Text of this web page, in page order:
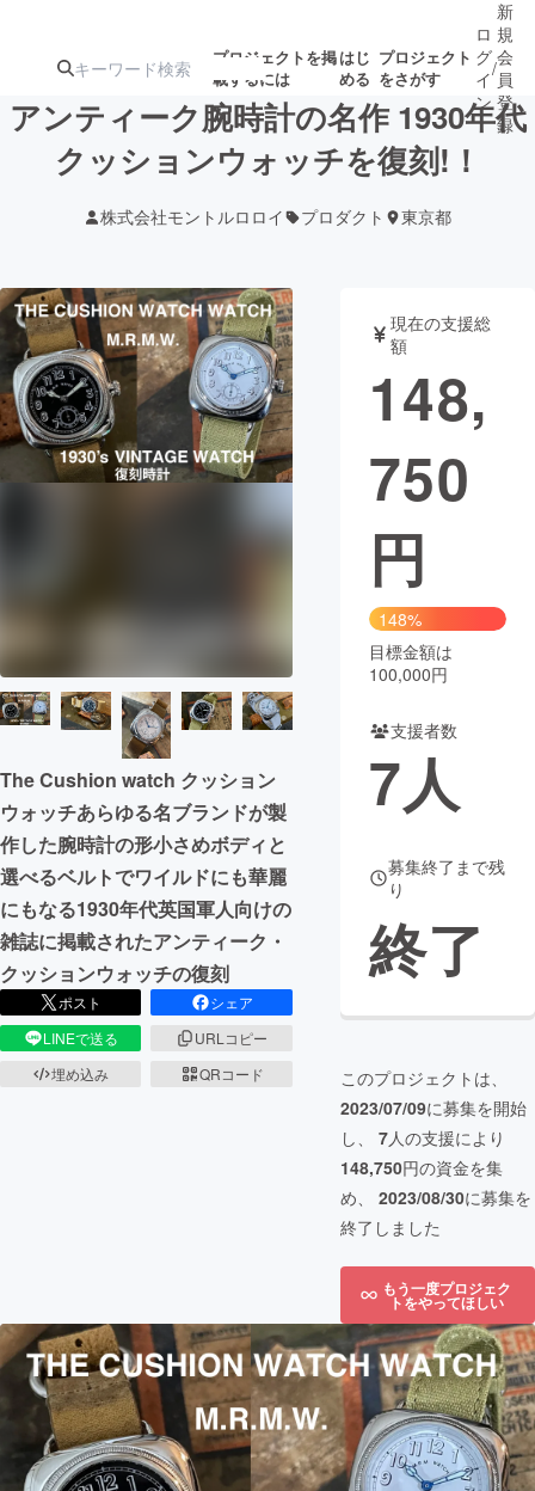
プロジェクトを掲
載するには
はじ
める
プロジェクト
をさがす
注目のリ
ターン
ジェクト
募集終了が近いプ
ロジェクト
もうすぐ公開
されます
アート・写真 音楽
テクノロジー・ガジェット ゲーム・サ
映像・映画
CAMPFIRE for Social Good CAMPFIRE Creation
CAMPFIREふるさと納税machi-ya コミュニティ
ロ
グ
イ
ン
/
新
規
会
員
登
録
アンティーク腕時計の名作 1930年代
クッションウォッチを復刻!！
株式会社モントルロロイ プロダクト 東京都
The Cushion watch クッション
ウォッチあらゆる名ブランドが製
作した腕時計の形小さめボディと
選べるベルトでワイルドにも華麗
にもなる1930年代英国軍人向けの
雑誌に掲載されたアンティーク・
クッションウォッチの復刻
ポスト
シェア
LINEで送る
URLコピー
埋め込み
QRコード
現在の支援総
額
148,
750
円
148%
目標金額は
100,000円
支援者数
7人
募集終了まで残
り
終了
このプロジェクトは、
2023/07/09に募集を開始
し、 7人の支援により
148,750円の資金を集
め、 2023/08/30に募集を
終了しました
もう一度プロジェク
トをやってほしい